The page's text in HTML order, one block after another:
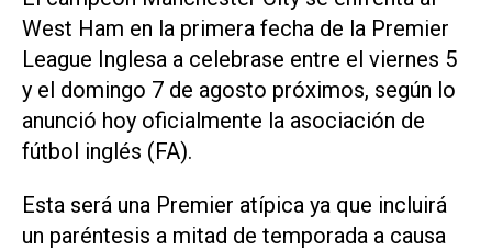
West Ham en la primera fecha de la Premier
League Inglesa a celebrase entre el viernes 5
y el domingo 7 de agosto próximos, según lo
anunció hoy oficialmente la asociación de
fútbol inglés (FA).
Esta será una Premier atípica ya que incluirá
un paréntesis a mitad de temporada a causa